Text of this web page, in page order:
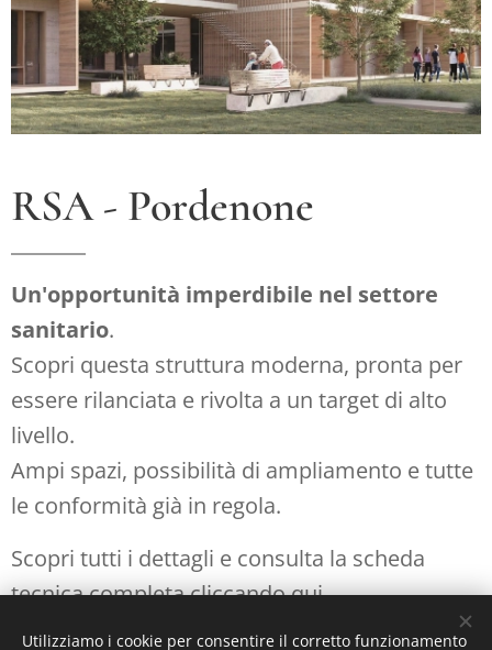
Rassegna stampa
Analisi e approfondimenti curati dal team
RSA - Pordenone
Un'opportunità imperdibile nel settore
sanitario.
Scopri questa struttura moderna, pronta per
essere rilanciata e rivolta a un target di alto
livello.
Ampi spazi, possibilità di ampliamento e tutte
le conformità già in regola.
Scopri tutti i dettagli e consulta la scheda
tecnica completa cliccando qui.
Utilizziamo i cookie per consentire il corretto funzionamento